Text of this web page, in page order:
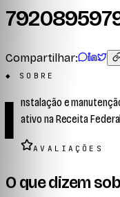
Compartilhar:
◆ SOBRE
I nstalação e
ativo na Receita
AVALIAÇÕES
O que dizem